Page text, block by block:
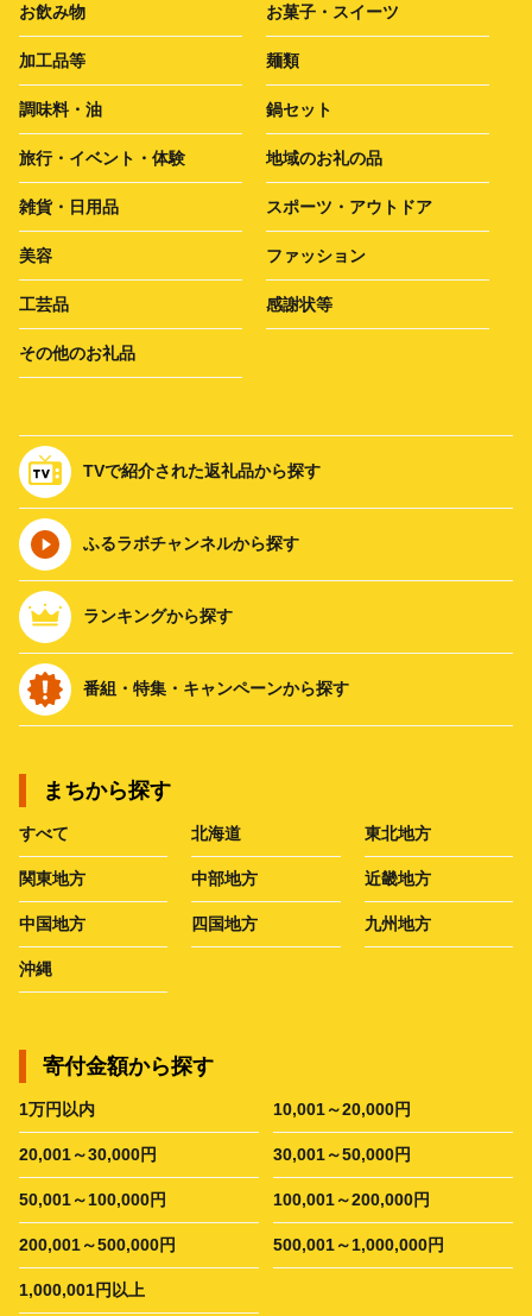
お飲み物 お菓子・スイーツ
加工品等 麺類
調味料・油 鍋セット
旅行・イベント・体験 地域のお礼の品
雑貨・日用品 スポーツ・アウトドア
美容 ファッション
工芸品 感謝状等
その他のお礼品
TVで紹介された返礼品から探す
ふるラボチャンネルから探す
ランキングから探す
番組・特集・キャンペーンから探す
まちから探す
すべて 北海道 東北地方
関東地方 中部地方 近畿地方
中国地方 四国地方 九州地方
沖縄
寄付金額から探す
1万円以内 10,001～20,000円
20,001～30,000円 30,001～50,000円
50,001～100,000円 100,001～200,000円
200,001～500,000円 500,001～1,000,000円
1,000,001円以上